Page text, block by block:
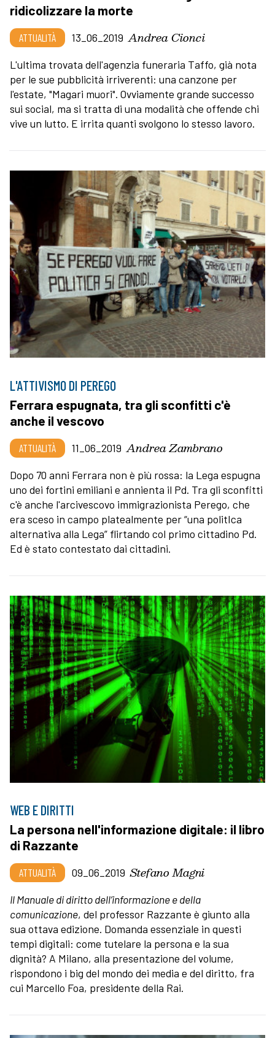
ridicolizzare la morte
ATTUALITÀ 13_06_2019 Andrea Cionci
L'ultima trovata dell'agenzia funeraria Taffo, già nota
per le sue pubblicità irriverenti: una canzone per
l'estate, "Magari muori". Ovviamente grande successo
sui social, ma si tratta di una modalità che offende chi
vive un lutto. E irrita quanti svolgono lo stesso lavoro.
L'ATTIVISMO DI PEREGO
Ferrara espugnata, tra gli sconfitti c'è
anche il vescovo
ATTUALITÀ 11_06_2019 Andrea Zambrano
Dopo 70 anni Ferrara non è più rossa: la Lega espugna
uno dei fortini emiliani e annienta il Pd. Tra gli sconfitti
c'è anche l'arcivescovo immigrazionista Perego, che
era sceso in campo platealmente per “una politIca
alternativa alla Lega” flirtando col primo cittadino Pd.
Ed è stato contestato dai cittadini.
WEB E DIRITTI
La persona nell'informazione digitale: il libro
di Razzante
ATTUALITÀ 09_06_2019 Stefano Magni
Il Manuale di diritto dell’informazione e della
comunicazione, del professor Razzante è giunto alla
sua ottava edizione. Domanda essenziale in questi
tempi digitali: come tutelare la persona e la sua
dignità? A Milano, alla presentazione del volume,
rispondono i big del mondo dei media e del diritto, fra
cui Marcello Foa, presidente della Rai.